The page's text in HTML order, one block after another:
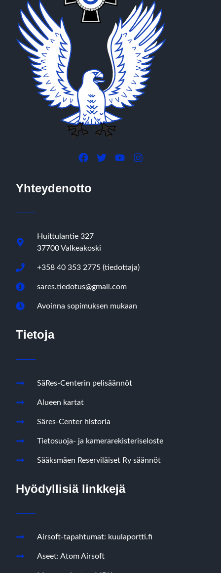
Yhteydenotto
Huittulantie 327
37700 Valkeakoski
+358 40 353 2775 (tiedottaja)
sares.tiedotus@gmail.com
Avoinna sopimuksen mukaan
Tietoja
SäRes-Centerin pelisäännöt
Alueen kartat
Säres-Center historia
Tietosuoja- ja kamerarekisteriseloste
Sääksmäen Reserviläiset Ry säännöt
Hyödyllisiä linkkejä
Airsoft-tapahtumat: kuulaportti.fi
Aseet: Atom Airsoft